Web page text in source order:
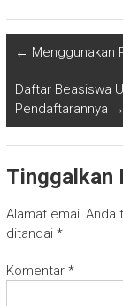
← Menggunakan
Daftar Beasiswa
Pendaftarannya →
Tinggalkan
Alamat email Anda
ditandai *
Komentar *